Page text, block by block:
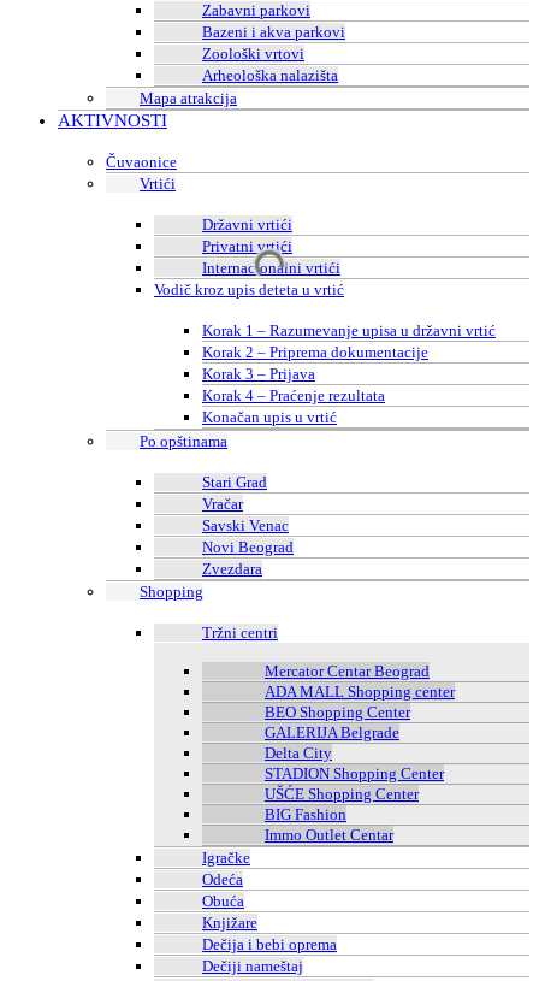
Zabavni parkovi
Bazeni i akva parkovi
Zoološki vrtovi
Arheološka nalazišta
Mapa atrakcija
AKTIVNOSTI
Čuvaonice
Vrtići
Državni vrtići
Privatni vrtići
Internacionalni vrtići
Vodič kroz upis deteta u vrtić
Korak 1 – Razumevanje upisa u državni vrtić
Korak 2 – Priprema dokumentacije
Korak 3 – Prijava
Korak 4 – Praćenje rezultata
Konačan upis u vrtić
Po opštinama
Stari Grad
Vračar
Savski Venac
Novi Beograd
Zvezdara
Shopping
Tržni centri
Mercator Centar Beograd
ADA MALL Shopping center
BEO Shopping Center
GALERIJA Belgrade
Delta City
STADION Shopping Center
UŠĆE Shopping Center
BIG Fashion
Immo Outlet Centar
Igračke
Odeća
Obuća
Knjižare
Dečija i bebi oprema
Dečiji nameštaj